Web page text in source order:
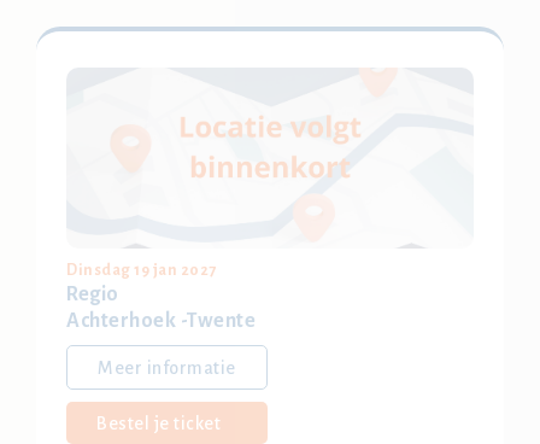
Dinsdag 19 jan 2027
Regio
Achterhoek -Twente
Meer informatie
Bestel je ticket